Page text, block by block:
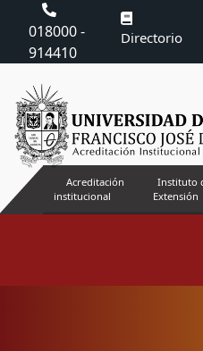
018000 -
914410
Directorio
Acreditación
institucional
Instituto
Extensión